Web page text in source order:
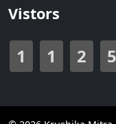
Vistors
1 1 2 5